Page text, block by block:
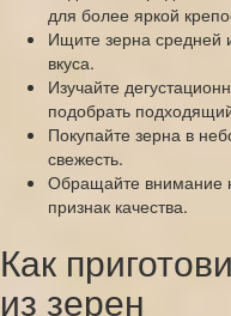
для более яркой
Ищите зерна средней
вкуса.
Изучайте
подобрать
Покупайте зерна в
свежесть.
Обращайте внимание
признак качества.
Как
из зерен